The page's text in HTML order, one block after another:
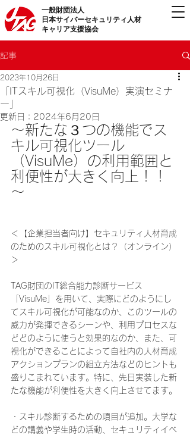
一般財団法人
日本サイバーセキュリティ人材
キャリア支援協会
記事
「ITスキル可視化（VisuMe）実演セミナ
ー」
2023年10月26日
更新日： 2024年6月20日
～新たな３つの機能でス
キル可視化ツール
（VisuMe）の利用範囲と
利便性が大きく向上！！
～
＜【企業担当者向け】セキュリティ人材育成
のためのスキル可視化とは？（オンライン）
＞
TAG財団のIT総合能力診断サービス
「VisuMe」を用いて、実際にどのようにし
てスキル可視化が可能なのか、このツールの
威力が発揮できるシーンや、利用プロセスな
どどのように使うと効果的なのか、また、可
視化ができることによって自社内の人材育成
アクションプランの組立方法などのヒントも
盛りこまれています。特に、先日実装した新
たな機能が利便性を大きく向上させてます。
・スキル診断するための項目が追加。大学な
どの講義や学生時の活動、セキュリティイベ